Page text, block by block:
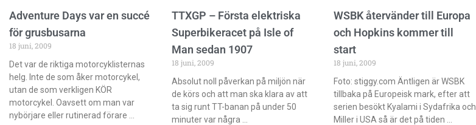
Adventure Days var en succé
för grusbusarna
18 juni, 2009
Det var de riktiga motorcyklisternas
helg. Inte de som åker motorcykel,
utan de som verkligen KÖR
motorcykel. Oavsett om man var
nybörjare eller rutinerad förare
TTXGP – Första elektriska
Superbikeracet på Isle of
Man sedan 1907
18 juni, 2009
Absolut noll påverkan på miljön när
de körs och att man ska klara av att
ta sig runt TT-banan på under 50
minuter var några
WSBK återvänder till Europa
och Hopkins kommer till
start
18 juni, 2009
Foto: stiggy.com Äntligen är WSBK
tillbaka på Europeisk mark, efter att
serien besökt Kyalami i Sydafrika och
Miller i USA så är det på tiden